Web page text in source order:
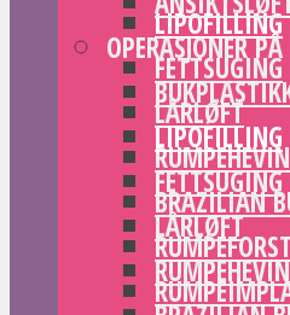
LIPOFILLING
FETTSUGING
LÅRLØFT
BRAZILIAN
OPERASJONER
LIPOFILLING
FETTSUGING
LÅRLØFT